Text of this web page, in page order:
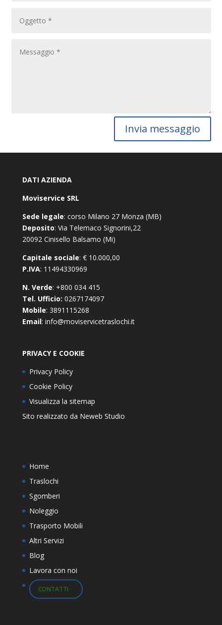
Invia messaggio
DATI AZIENDA
Moviservice SRL
Sede legale: corso Milano 27 Monza (MB)
Deposito: Via Telemaco Signorini,22
20092 Cinisello Balsamo (Mi)
Capitale sociale: € 10.000,00
P.IVA: 11494330969
N. Verde: +800 034 415
Tel. Ufficio: 0267174097
Mobile: 3891115268
Email: info@moviservicetraslochi.it
PRIVACY E COOKIE
Privacy Policy
Cookie Policy
Visualizza la sitemap
Sito realizzato da Neweb Studio
Home
Traslochi
Sgomberi
Noleggio
Trasporto Mobili
Altri Servizi
Blog
Lavora con noi
CONTATTI